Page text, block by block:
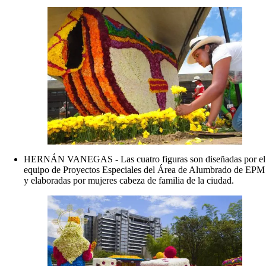
HERNÁN VANEGAS - Las cuatro figuras son diseñadas por el
equipo de Proyectos Especiales del Área de Alumbrado de EPM
y elaboradas por mujeres cabeza de familia de la ciudad.